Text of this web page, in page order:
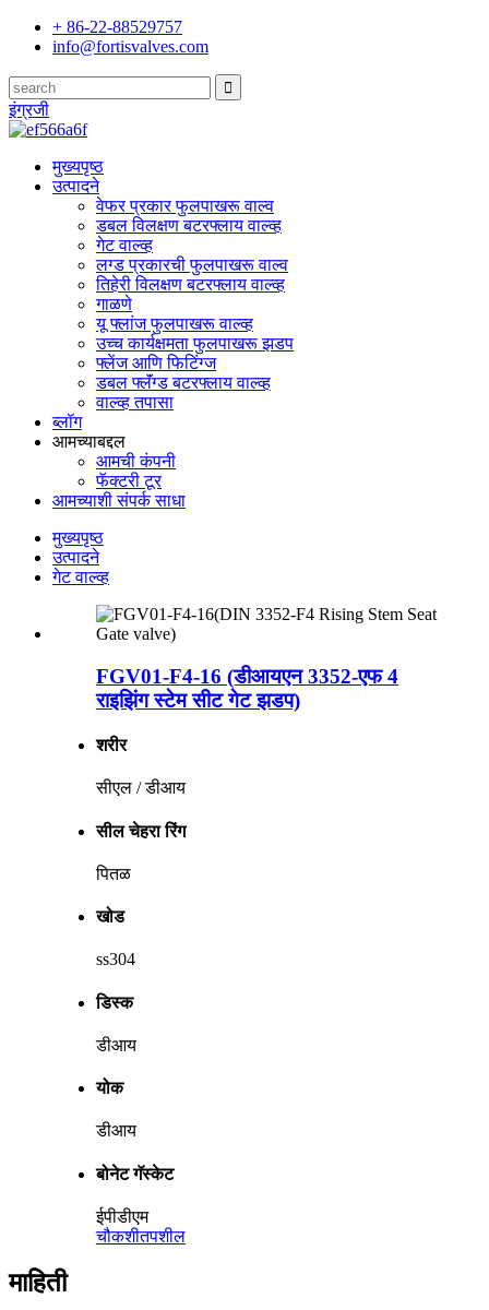
+ 86-22-88529757
info@fortisvalves.com
इंग्रजी
मुख्यपृष्ठ
उत्पादने
वेफर प्रकार फुलपाखरू वाल्व
डबल विलक्षण बटरफ्लाय वाल्व्ह
गेट वाल्व्ह
लग्ड प्रकारची फुलपाखरू वाल्व
तिहेरी विलक्षण बटरफ्लाय वाल्व्ह
गाळणे
यू फ्लांज फुलपाखरू वाल्व्ह
उच्च कार्यक्षमता फुलपाखरू झडप
फ्लेंज आणि फिटिंग्ज
डबल फ्लॅंग्ड बटरफ्लाय वाल्व्ह
वाल्व्ह तपासा
ब्लॉग
आमच्याबद्दल
आमची कंपनी
फॅक्टरी टूर
आमच्याशी संपर्क साधा
मुख्यपृष्ठ
उत्पादने
गेट वाल्व्ह
FGV01-F4-16 (डीआयएन 3352-एफ 4
राइझिंग स्टेम सीट गेट झडप)
शरीर
सीएल / डीआय
सील चेहरा रिंग
पितळ
खोड
ss304
डिस्क
डीआय
योक
डीआय
बोनेट गॅस्केट
ईपीडीएम
चौकशीतपशील
माहिती